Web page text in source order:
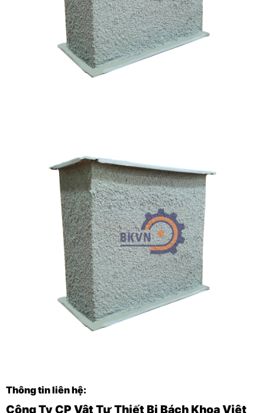
Thông tin liên hệ:
Công Ty CP Vật Tư Thiết Bị Bách KhoaViệt